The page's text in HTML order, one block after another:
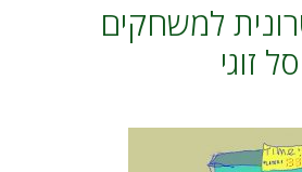
למשחקים
זוגי